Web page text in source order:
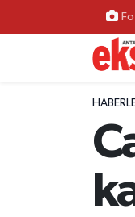
ÖZEL HABER
GÜNDEM
YEREL
EKONOMİ
Nöbetçi
Hava Durumu
Trafik Durumu
Süper Lig